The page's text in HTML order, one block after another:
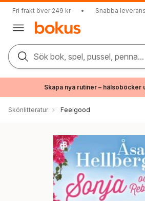
Fri frakt över 249 kr • Snabba
Sök bok, spel, pussel, penna...
Skapa nya rutiner – hälsoböcker
Skönlitteratur Feelgood